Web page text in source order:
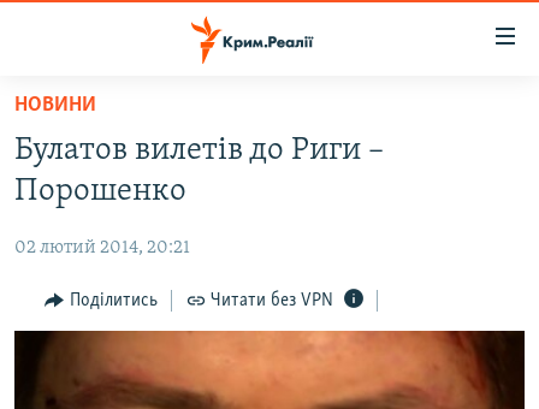
Перейти
основного
матеріалу
Перейти
до
навігації
Перейти
пошуку
ВОДА.КРИМ
ВІДЕО ТА ФОТО
ПОЛІТИКА
БЛОГИ
ПОГЛЯД
ІНТЕРВ'Ю
НОВИНИ
Булатов вилетів до Риги –
Порошенко
02 лютий 2014, 20:21
Поділитись Читати без VPN